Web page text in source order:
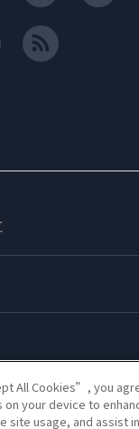
All Cookies”, you
your device to
site usage, and assist